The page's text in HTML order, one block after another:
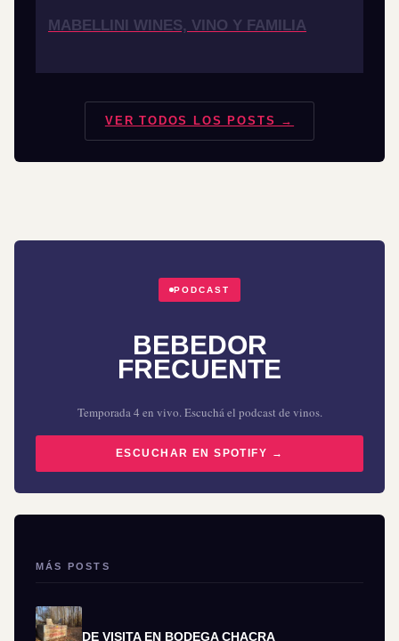
MABELLINI WINES, VINO Y FAMILIA
VER TODOS LOS POSTS →
PODCAST
BEBEDOR
FRECUENTE
Temporada 4 en vivo. Escuchá el podcast de vinos.
ESCUCHAR EN SPOTIFY →
MÁS POSTS
DE VISITA EN BODEGA CHACRA